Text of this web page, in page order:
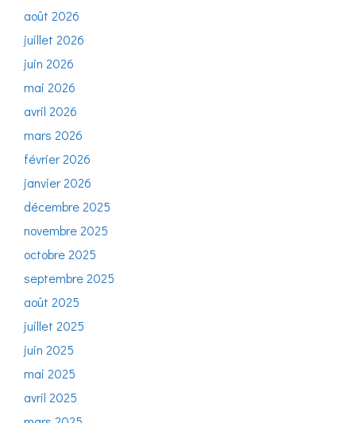
août 2026
juillet 2026
juin 2026
mai 2026
avril 2026
mars 2026
février 2026
janvier 2026
décembre 2025
novembre 2025
octobre 2025
septembre 2025
août 2025
juillet 2025
juin 2025
mai 2025
avril 2025